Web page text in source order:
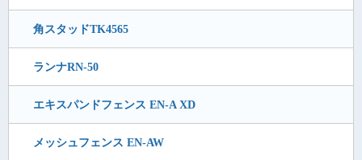
角スタッドTK4565
ランナRN-50
エキスパンドフェンス EN-A XD
メッシュフェンス EN-AW